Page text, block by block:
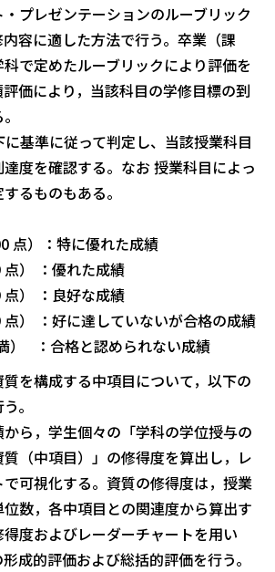
プレゼンテーションのルーブリック
容に適した方法で行う。卒業（課
で定めたルーブリックにより評価を
価により，当該科目の学修目標の到
基準に従って判定し、当該授業科目
度を確認する。なお 授業科目によっ
るものもある。
点）：特に優れた成績
） ：優れた成績
点） ：良好な成績
） ：好に達していないが合格の成績
） ：合格と認められない成績
を構成する中項目について，以下の
。
ら，学生個々の「学科の学位授与の
（中項目）」の修得度を算出し，レ
可視化する。資質の修得度は，授業
数，各中項目との関連度から算出す
度およびレーダーチャートを用い
成的評価および総括的評価を行う。